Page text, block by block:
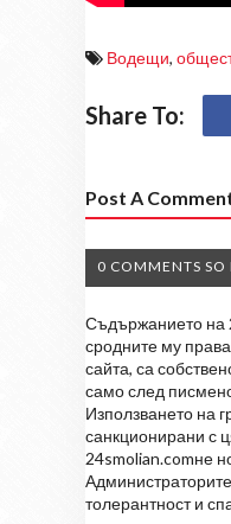
Водещи,
Share To:
Post A
0 COMMENTS SO
Съдържанието на
сродните му
сайта, са
само след
Използването на
санкционирани с
24smolian.comне
толерантност и